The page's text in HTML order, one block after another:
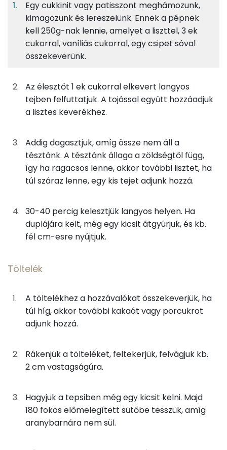
Tészta
100gfinomliszt
364 kcal
4gélesztő
4 kcal
7gcukor
9g tojás
12 kcal
17g tej
9 kcal
0gsó 0 kcal
Töltelék
3g cukrozatlan kakaópor 8 kcal
7%
Fehérje
54%
Szénhidrát
6%
Zsír
33%
Víz
TOP ásványi anyagok
Kálcium
Magnézium
Szelén
Nátrium
TOP vitaminok
C vitamin:
Niacin - B3 vitamin:
Lut-zea
Fehérje
Összesen 13.3 g
Összesen
11.1 g
Telített zsírsav
Egy cukkinit vagy patisszont meghámozunk,
kimagozunk és lereszelünk. Ennek a pépnek
kell 250g-nak lennie, amelyet a liszttel, 3 ek
cukorral, vaníliás cukorral, egy csipet sóval
összekeverünk.
Az élesztőt 1 ek cukorral elkevert langyos
tejben felfuttatjuk. A tojással együtt hozzáadjuk
a lisztes keverékhez.
Addig dagasztjuk, amíg össze nem áll a
tésztánk. A tésztánk állaga a zöldségtől függ,
így ha ragacsos lenne, akkor további lisztet, ha
túl száraz lenne, egy kis tejet adjunk hozzá.
30-40 percig kelesztjük langyos helyen. Ha
duplájára kelt, még egy kicsit átgyúrjuk, és kb.
fél cm-esre nyújtjuk.
Töltelék
A töltelékhez a hozzávalókat összekeverjük, ha
túl híg, akkor további kakaót vagy porcukrot
adjunk hozzá.
Rákenjük a tölteléket, feltekerjük, felvágjuk kb.
2 cm vastagságúra.
Hagyjuk a tepsiben még egy kicsit kelni. Majd
180 fokos előmelegített sütőbe tesszük, amíg
aranybarnára nem sül.